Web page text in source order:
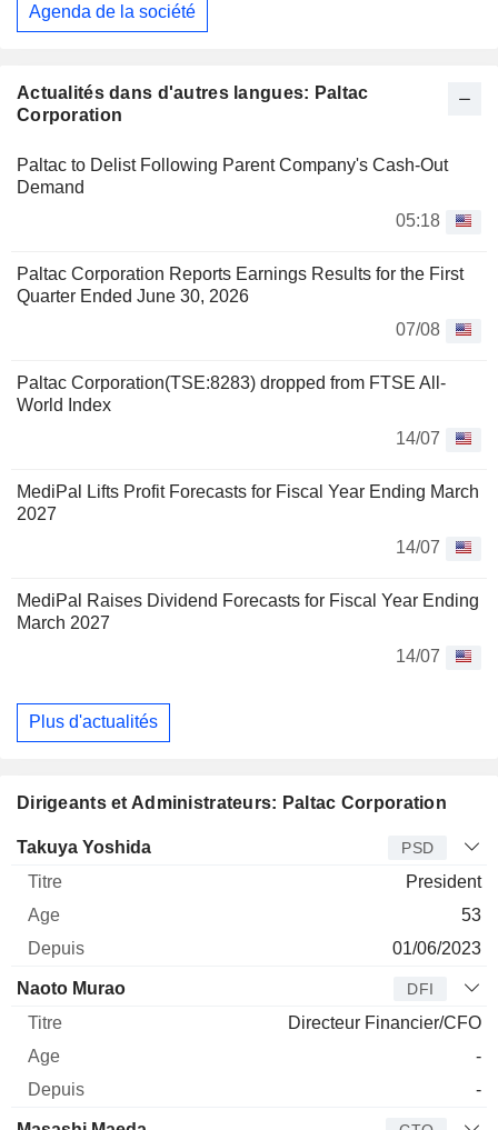
Actualités dans d'autres langues: Paltac
Corporation
Paltac to Delist Following Parent Company's Cash-Out
Demand
05:18
Paltac Corporation Reports Earnings Results for the First
Quarter Ended June 30, 2026
07/08
Paltac Corporation(TSE:8283) dropped from FTSE All-
World Index
14/07
MediPal Lifts Profit Forecasts for Fiscal Year Ending March
2027
14/07
MediPal Raises Dividend Forecasts for Fiscal Year Ending
March 2027
14/07
Plus d'actualités
Dirigeants et Administrateurs: Paltac Corporation
Dirigeant Titre Age
Takuya Yoshida PSD
President
53
01/06/2023
Naoto Murao DFI
Directeur Financier/CFO
-
-
Agenda de la société